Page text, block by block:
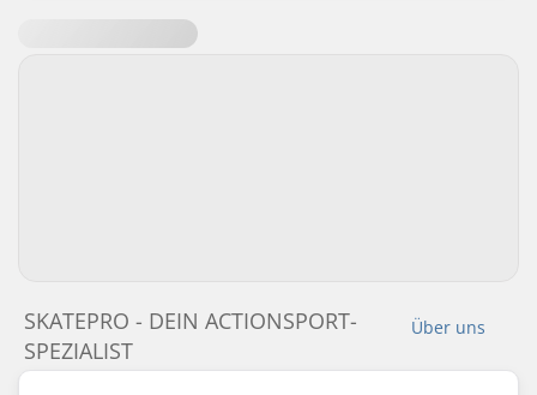
Über uns
SKATEPRO - DEIN ACTIONSPORT-
SPEZIALIST